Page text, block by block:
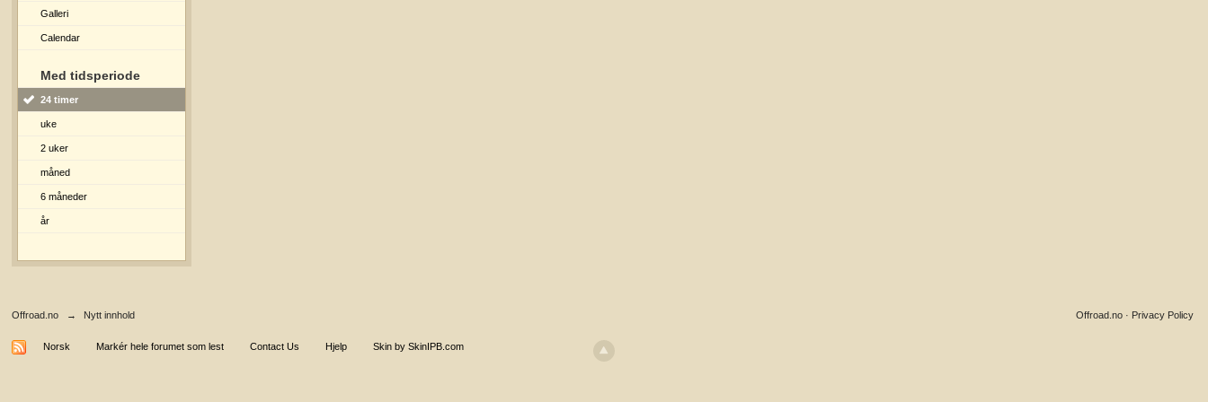
Galleri
Calendar
Med tidsperiode
24 timer
uke
2 uker
måned
6 måneder
år
Offroad.no → Nytt innhold Privacy Policy
Offroad.no ·
Norsk Markér hele forumet som lest Contact Us Hjelp Skin by SkinIPB.com